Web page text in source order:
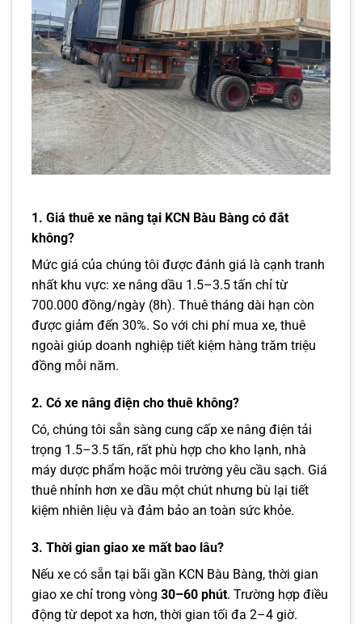
1. Giá thuê xe nâng tại KCN Bàu Bàng có đắt
không?
Mức giá của chúng tôi được đánh giá là cạnh tranh
nhất khu vực: xe nâng dầu 1.5–3.5 tấn chỉ từ
700.000 đồng/ngày (8h). Thuê tháng dài hạn còn
được giảm đến 30%. So với chi phí mua xe, thuê
ngoài giúp doanh nghiệp tiết kiệm hàng trăm triệu
đồng mỗi năm.
2. Có xe nâng điện cho thuê không?
Có, chúng tôi sẵn sàng cung cấp xe nâng điện tải
trọng 1.5–3.5 tấn, rất phù hợp cho kho lạnh, nhà
máy dược phẩm hoặc môi trường yêu cầu sạch. Giá
thuê nhỉnh hơn xe dầu một chút nhưng bù lại tiết
kiệm nhiên liệu và đảm bảo an toàn sức khỏe.
3. Thời gian giao xe mất bao lâu?
Nếu xe có sẵn tại bãi gần KCN Bàu Bàng, thời gian
giao xe chỉ trong vòng 30–60 phút. Trường hợp điều
động từ depot xa hơn, thời gian tối đa 2–4 giờ.